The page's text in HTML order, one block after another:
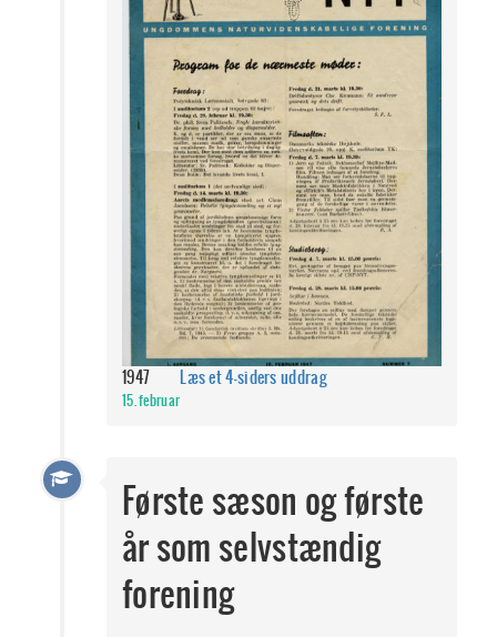
Læs et 4-siders uddrag
1947
15. februar
Første sæson og første
år som selvstændig
forening